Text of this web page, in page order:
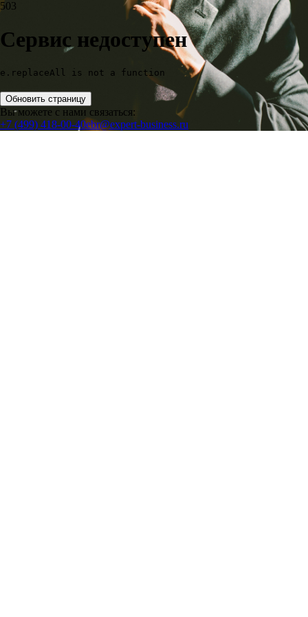
503
Сервис недоступен
e.replaceAll is not a function
Обновить страницу
Вы можете с нами связаться:
+7 (499) 418-00-40ebr@expert-business.ru